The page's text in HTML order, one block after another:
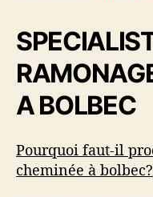
A BOLBEC
Pourquoi faut-il
cheminée à bolbec?